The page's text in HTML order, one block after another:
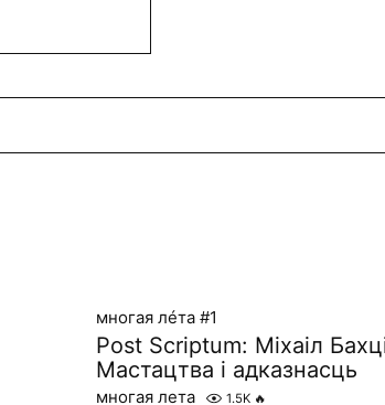
многая лéта #1
Post Scriptum: Міхаіл
Мастацтва і адказнасць
многая лета 1.5K 🔥